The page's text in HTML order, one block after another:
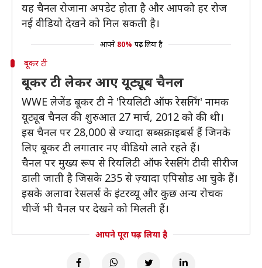
यह चैनल रोजाना अपडेट होता है और आपको हर रोज
नई वीडियो देखने को मिल सकती है।
आपने 80% पढ़ लिया है
बूकर टी
बूकर टी लेकर आए यूट्यूब चैनल
WWE लेजेंड बूकर टी ने 'रियलिटी ऑफ रेसलिंग' नामक
यूट्यूब चैनल की शुरुआत 27 मार्च, 2012 को की थी।
इस चैनल पर 28,000 से ज्यादा सब्सक्राइबर्स हैं जिनके
लिए बूकर टी लगातार नए वीडियो लाते रहते हैं।
चैनल पर मुख्य रूप से रियलिटी ऑफ रेसलिंग टीवी सीरीज
डाली जाती है जिसके 235 से ज़्यादा एपिसोड आ चुके हैं।
इसके अलावा रेसलर्स के इंटरव्यू और कुछ अन्य रोचक
चीजें भी चैनल पर देखने को मिलती हैं।
आपने पूरा पढ़ लिया है